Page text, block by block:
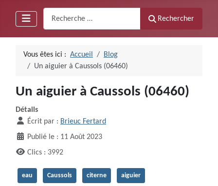
Rechercher
Vous êtes ici : Accueil
Blog
Un aiguier à Caussols (06460)
Un aiguier à Caussols (06460)
Détails
Écrit par : Brieuc Fertard
Publié le : 11 Août 2023
Clics : 3992
eau Caussols citerne aiguier